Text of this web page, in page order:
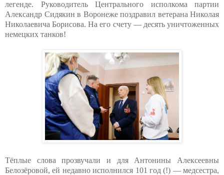
легенде. Руководитель Центрального исполкома партии
Александр Сидякин в Воронеже поздравил ветерана Николая
Николаевича Борисова. На его счету — десять уничтоженных
немецких танков!
Тёплые слова прозвучали и для Антонины Алексеевны
Белозёровой, ей недавно исполнился 101 год (!) — медсестра,